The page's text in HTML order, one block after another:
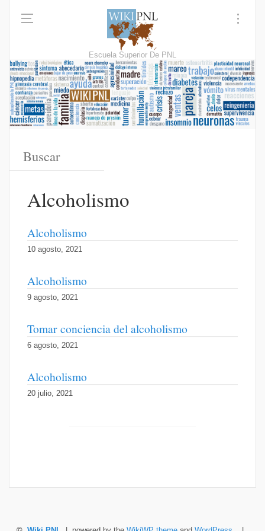
Escuela Superior De PNL
Alcoholismo
Alcoholismo
10 agosto, 2021
Alcoholismo
9 agosto, 2021
Tomar conciencia del alcoholismo
6 agosto, 2021
Alcoholismo
20 julio, 2021